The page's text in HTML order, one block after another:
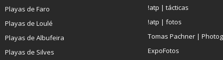
Playas de Faro
Playas de Loulé
Playas de Albufeira
Playas de Silves
!atp | tácticas
!atp | fotos
Tomas Pachner |
ExpoFotos